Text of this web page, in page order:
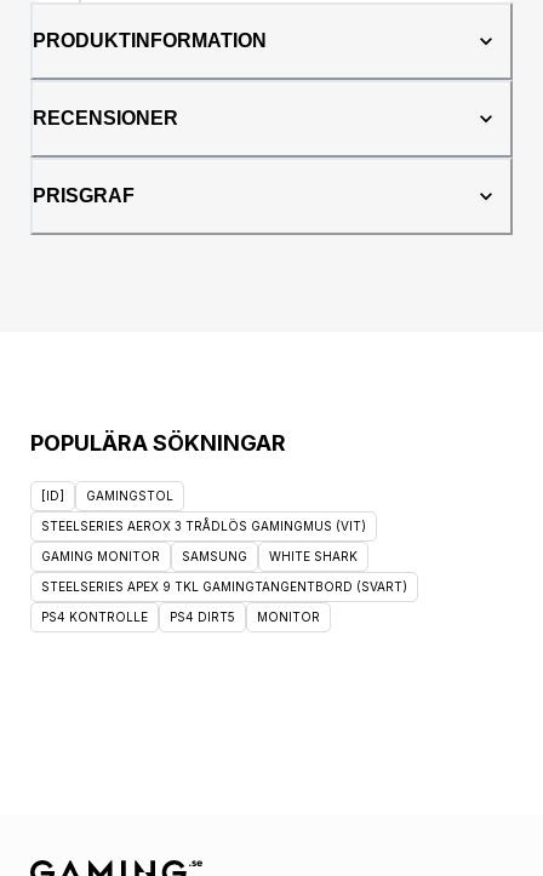
PRODUKTINFORMATION
RECENSIONER
PRISGRAF
POPULÄRA SÖKNINGAR
[ID] GAMINGSTOL
STEELSERIES AEROX 3 TRÅDLÖS GAMINGMUS (VIT)
GAMING MONITOR SAMSUNG WHITE SHARK
STEELSERIES APEX 9 TKL GAMINGTANGENTBORD (SVART)
PS4 KONTROLLE PS4 DIRT5 MONITOR